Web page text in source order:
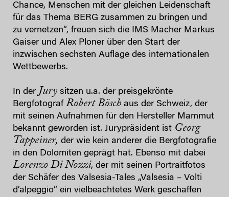
Chance, Menschen mit der gleichen Leidenschaft
für das Thema BERG zusammen zu bringen und
zu vernetzen“, freuen sich die IMS Macher Markus
Gaiser und Alex Ploner über den Start der
inzwischen sechsten Auflage des internationalen
Wettbewerbs.
In der Jurysitzen u.a. der preisgekrönte
Bergfotograf Robert Bösch aus der Schweiz, der
mit seinen Aufnahmen für den Hersteller Mammut
bekannt geworden ist. Jurypräsident ist Georg
Tappeiner, der wie kein anderer die Bergfotografie
in den Dolomiten geprägt hat. Ebenso mit dabei
Lorenzo Di Nozzi, der mit seinen Portraitfotos
der Schäfer des Valsesia-Tales „Valsesia – Volti
d’alpeggio“ ein vielbeachtetes Werk geschaffen